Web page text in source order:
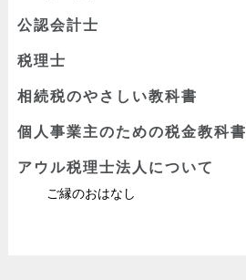
公認会計士
税理士
相続税のやさしい教科書
個人事業主のための税金教科書
アウル税理士法人について
ご縁のおはなし